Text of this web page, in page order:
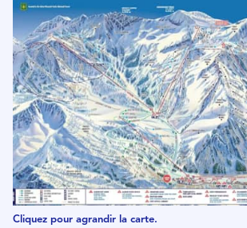
Cliquez pour agrandir la carte.